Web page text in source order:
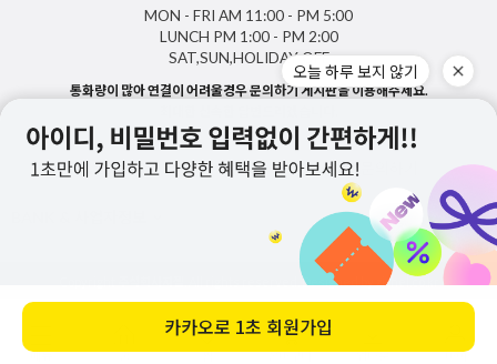
메뉴 홈 찜 장바구니 앱다운 마이
MON - FRI AM 11:00 - PM 5:00
LUNCH PM 1:00 - PM 2:00
SAT,SUN,HOLIDAYOFF
통화량이 많아 연결이 어려울경우 문의하기 게시판을 이용해주세요.
1688-5143 게시판 문의하기
. All rights reserved. Designed by zizhel.co.kr
오늘 하루 보지 않기
카카오로 1초 회원가입